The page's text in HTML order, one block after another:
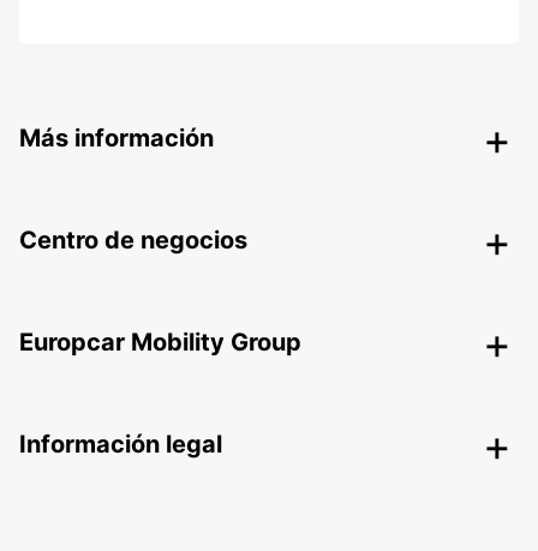
Más información
Centro de negocios
Europcar Mobility Group
Información legal